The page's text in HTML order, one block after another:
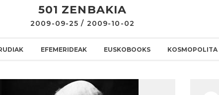
501 ZENBAKIA
2009-09-25 / 2009-10-02
EFEMERIDEAK EUSKOBOOKS KOSMOPOLITA